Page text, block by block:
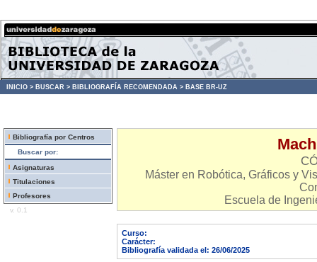
INICIO > BUSCAR > BIBLIOGRAFÍA RECOMENDADA > BASE BR-UZ
Bibliografía por Centros
Buscar por:
Asignaturas
Titulaciones
Profesores
v. 0.1
Máster en Robótica, Gráficos y
Escuela de
Curso:
Carácter:
Bibliografía validada el: 26/06/2025